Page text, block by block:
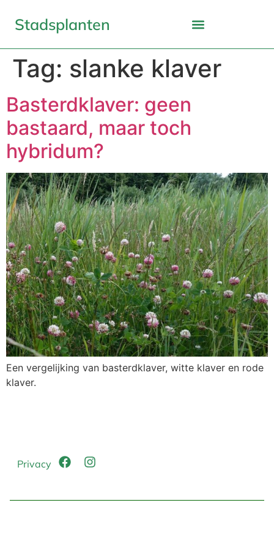
Stadsplanten
Tag: slanke klaver
Basterdklaver: geen
bastaard, maar toch
hybridum?
Een vergelijking van basterdklaver, witte klaver en rode
klaver.
Privacy